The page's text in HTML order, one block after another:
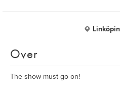
Over
The show must go on!